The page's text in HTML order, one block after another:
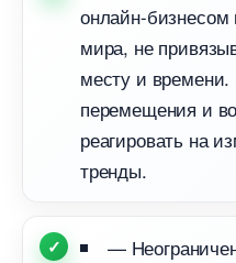
онлайн-
мира, не
месту и времени.
перемещения и
реагировать на
тренды.
—